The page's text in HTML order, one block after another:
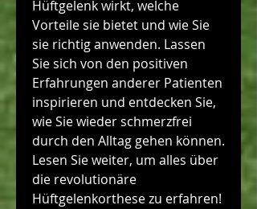
Hüftgelenk wirkt, welche
Vorteile sie bietet und wie Sie
sie richtig anwenden. Lassen
Sie sich von den positiven
Erfahrungen anderer Patienten
inspirieren und entdecken Sie,
wie Sie wieder schmerzfrei
durch den Alltag gehen können.
Lesen Sie weiter, um alles über
die revolutionäre
Hüftgelenkorthese zu erfahren!